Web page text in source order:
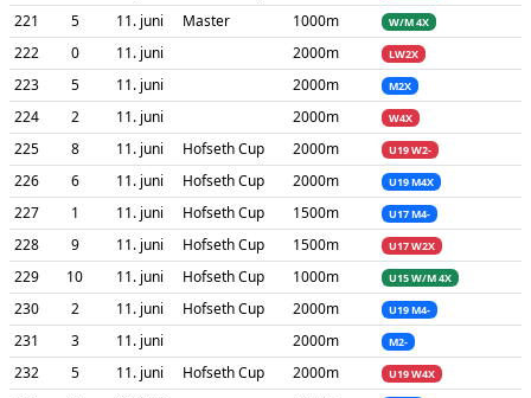
221 5 11. juni Master 1000m W/M 4X
222 0 11. juni 2000m LW2X
223 5 11. juni 2000m M2X
224 2 11. juni 2000m W4X
225 8 11. juni Hofseth Cup 2000m U19 W2-
226 6 11. juni Hofseth Cup 2000m U19 M4X
227 1 11. juni Hofseth Cup 1500m U17 M4-
228 9 11. juni Hofseth Cup 1500m U17 W2X
229 10 11. juni Hofseth Cup 1000m U15 W/M 4X
230 2 11. juni Hofseth Cup 2000m U19 M4-
231 3 11. juni 2000m M2-
232 5 11. juni Hofseth Cup 2000m U19 W4X